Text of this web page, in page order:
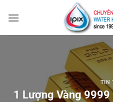
qua
TIN
1 Lượng Vàng 9999